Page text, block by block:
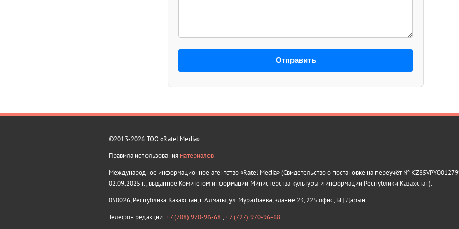
Отправить
©2013-2026 ТОО «Ratel Media»
Правила использования материалов
Международное информационное агентство «Ratel Media» (Свидетельство о постановке на переучёт №
02.09.2025 г., выданное Комитетом информации Министерства культуры и информации Республики Казахстан).
050026, Республика Казахстан, г. Алматы, ул. Муратбаева, здание 23, 225 офис, БЦ Дарын
Телефон редакции:+7 (708) 970-96-68 ;+7 (727) 970-96-68